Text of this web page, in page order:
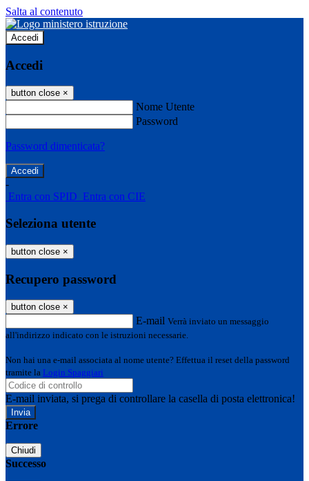
Salta al contenuto
Accedi
Accedi
button close ×
Nome Utente
Password
Password dimenticata?
-
Entra con SPID Entra con CIE
Seleziona utente
button close ×
Recupero password
button close ×
E-mail Verrà inviato un messaggio
all'indirizzo indicato con le istruzioni necessarie.
Non hai una e-mail associata al nome utente? Effettua il reset della password
tramite la Login Spaggiari
E-mail inviata, si prega di controllare la casella di posta elettronica!
Errore
Chiudi
Successo